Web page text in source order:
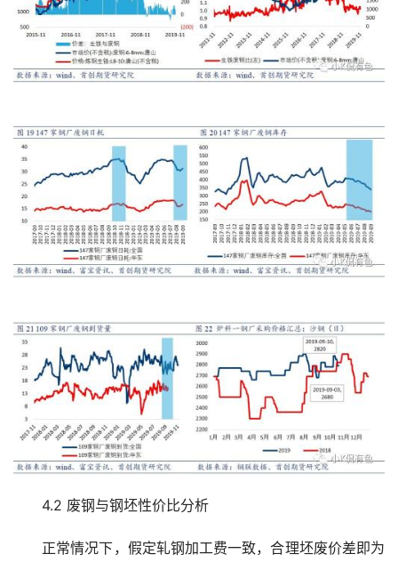
4.2 废钢与钢坯性价比分析
正常情况下，假定轧钢加工费一致，合理坯废价差即为